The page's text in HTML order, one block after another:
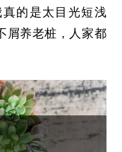
的是太目光短浅
屑养老桩，人家都